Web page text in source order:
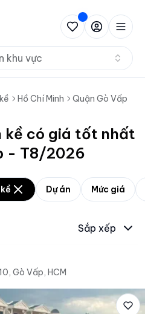
khu vực
Hồ Chí Minh Quận Gò Vấp
kề có giá tốt nhất
- T8/2026
Dự án Mức giá
Sắp xếp
Gò Vấp, HCM